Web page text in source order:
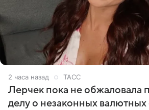
2 часа назад ТАСС
Лерчек пока не обжаловала
делу о незаконных